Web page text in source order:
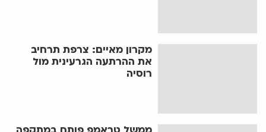
מקרון מאיים: צרפת תרחיב
את ההרתעה הגרעינית מול
רוסיה